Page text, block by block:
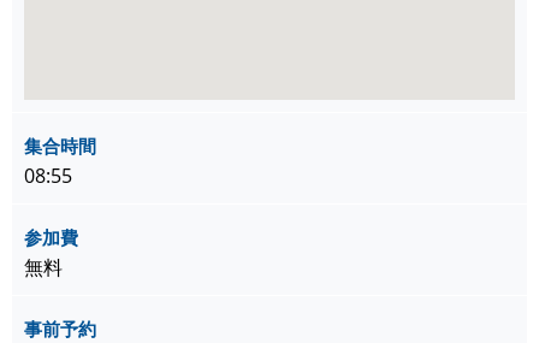
集合時間
08:55
参加費
無料
事前予約